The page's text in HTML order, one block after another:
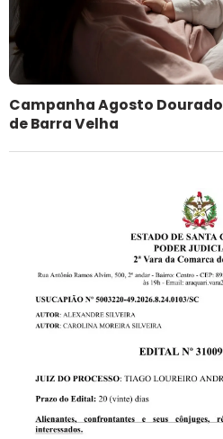
Campanha Agosto
de Barra Velha